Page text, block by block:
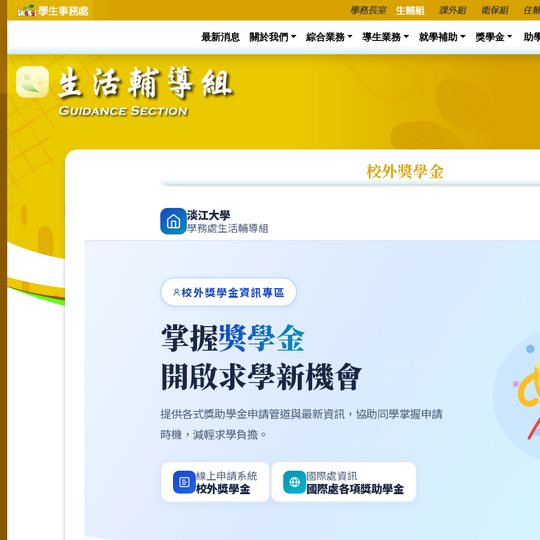
最新消息 關於我們 綜合業務 導生業務 就學補助 獎學金 助
校外獎學金
淡江大學
學務處生活輔導組
校外獎學金資訊專區
掌握獎學金
開啟求學新機會
提供各式獎助學金申請管道與最新資訊，協助同學掌握申請
時機，減輕求學負擔。
線上申請系統
校外獎學金
國際處資訊
國際處各項獎助學金